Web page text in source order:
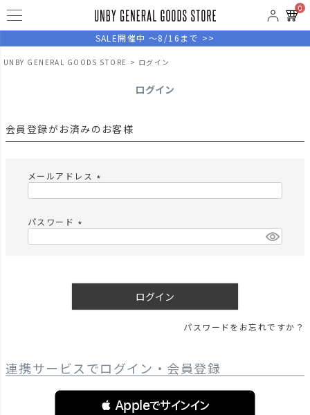
0
SALE開催中 ～8/16まで >>
UNBY GENERAL GOODS STORE ログイン
ログイン
会員登録がお済みのお客様
メールアドレス
)
パスワード
ログイン
パスワードをお忘れですか？
連携サービスでログイン・会員登録
 Appleでサインイン